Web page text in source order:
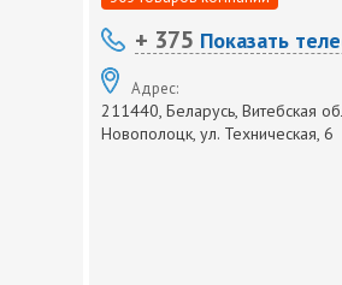
+ 375 Показать
Адрес:
211440, Беларусь, Витебская
Новополоцк, ул. Техническая, 6